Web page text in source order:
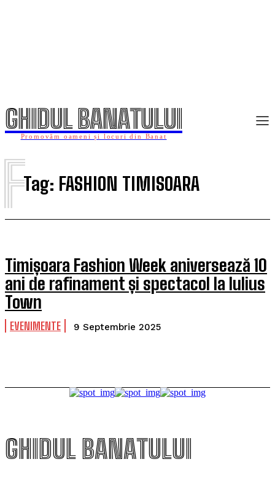
GHIDUL BANATULUI
Promovăm oameni și locuri din Banat
Tag: FASHION TIMISOARA
F
Timișoara Fashion Week aniversează 10
ani de rafinament și spectacol la Iulius
Town
EVENIMENTE 9 Septembrie 2025
GHIDUL BANATULUI